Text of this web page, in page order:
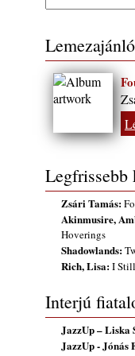
Florian Ross
2026.
Vér, tornádó
Quintet és
lemezének
2026. július
gyermekeik
Vörösné
2026. július
The Next
Szabolcs
2026. július
FREE
2026. július
A free jazz
Marion
Lemezajánló
Zsári Tamás:
Akinmusire,
Hoverings
Shadowlands:
Rich, Lisa:I
Interjú
JazzUp – Liska
JazzUp - Jónás